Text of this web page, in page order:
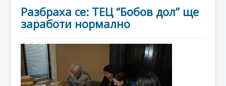
Разбраха се: ТЕЦ “Бобов дол” ще
заработи нормално